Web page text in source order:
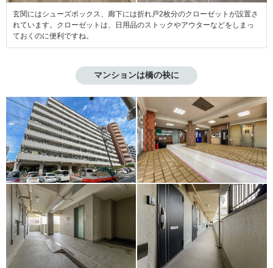
玄関にはシューズボックス、廊下には折れ戸2枚分のクローゼットが設置さ
れています。クローゼットは、日用品のストックやアウターなどをしまっ
ておくのに便利ですね。
マンションは橋の袂に